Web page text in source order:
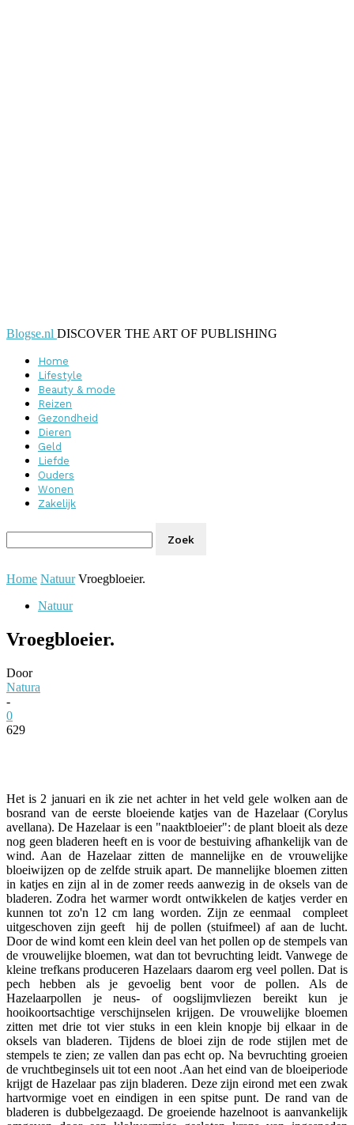
Blogse.nl DISCOVER THE ART OF PUBLISHING
Home
Lifestyle
Beauty & mode
Reizen
Gezondheid
Dieren
Geld
Liefde
Ouders
Wonen
Zakelijk
Home Natuur Vroegbloeier.
Natuur
Vroegbloeier.
Door
Natura
-
0
629
Het is 2 januari en ik zie net achter in het veld gele wolken aan de
bosrand van de eerste bloeiende katjes van de Hazelaar (Corylus
avellana). De Hazelaar is een "naaktbloeier": de plant bloeit als deze
nog geen bladeren heeft en is voor de bestuiving afhankelijk van de
wind. Aan de Hazelaar zitten de mannelijke en de vrouwelijke
bloeiwijzen op de zelfde struik apart. De mannelijke bloemen zitten
in katjes en zijn al in de zomer reeds aanwezig in de oksels van de
bladeren. Zodra het warmer wordt ontwikkelen de katjes verder en
kunnen tot zo'n 12 cm lang worden. Zijn ze eenmaal compleet
uitgeschoven zijn geeft hij de pollen (stuifmeel) af aan de lucht.
Door de wind komt een klein deel van het pollen op de stempels van
de vrouwelijke bloemen, wat dan tot bevruchting leidt. Vanwege de
kleine trefkans produceren Hazelaars daarom erg veel pollen. Dat is
pech hebben als je gevoelig bent voor de pollen. Als de
Hazelaarpollen je neus- of oogslijmvliezen bereikt kun je
hooikoortsachtige verschijnselen krijgen. De vrouwelijke bloemen
zitten met drie tot vier stuks in een klein knopje bij elkaar in de
oksels van bladeren. Tijdens de bloei zijn de rode stijlen met de
stempels te zien; ze vallen dan pas echt op. Na bevruchting groeien
de vruchtbeginsels uit tot een noot .Aan het eind van de bloeiperiode
krijgt de Hazelaar pas zijn bladeren. Deze zijn eirond met een zwak
hartvormige voet en eindigen in een spitse punt. De rand van de
bladeren is dubbelgezaagd. De groeiende hazelnoot is aanvankelijk